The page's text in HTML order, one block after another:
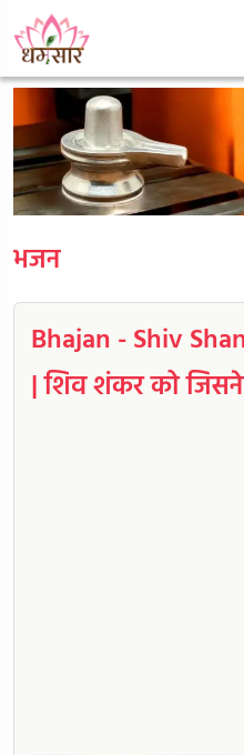
भजन
Bhajan - Shiv
| शिव शंकर को